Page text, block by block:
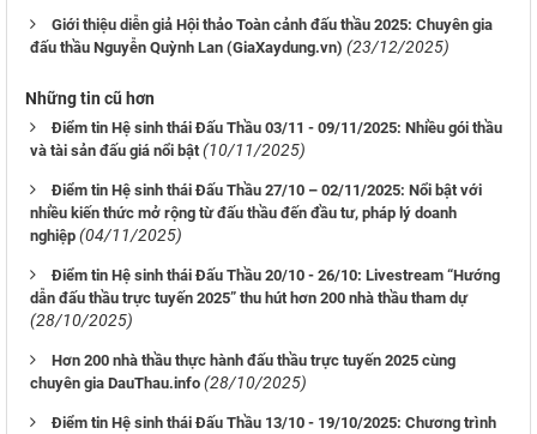
Giới thiệu diễn giả Hội thảo Toàn cảnh đấu thầu 2025: Chuyên gia
đấu thầu Nguyễn Quỳnh Lan (GiaXaydung.vn) (23/12/2025)
Những tin cũ hơn
Điểm tin Hệ sinh thái Đấu Thầu 03/11 - 09/11/2025: Nhiều gói thầu
và tài sản đấu giá nổi bật (10/11/2025)
Điểm tin Hệ sinh thái Đấu Thầu 27/10 – 02/11/2025: Nổi bật với
nhiều kiến thức mở rộng từ đấu thầu đến đầu tư, pháp lý doanh
nghiệp (04/11/2025)
Điểm tin Hệ sinh thái Đấu Thầu 20/10 - 26/10: Livestream “Hướng
dẫn đấu thầu trực tuyến 2025” thu hút hơn 200 nhà thầu tham dự
(28/10/2025)
Hơn 200 nhà thầu thực hành đấu thầu trực tuyến 2025 cùng
chuyên gia DauThau.info (28/10/2025)
Điểm tin Hệ sinh thái Đấu Thầu 13/10 - 19/10/2025: Chương trình